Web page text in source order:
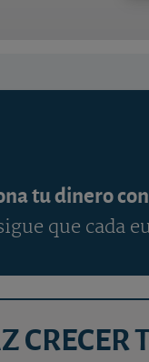
tu dinero
que cada
CRECER